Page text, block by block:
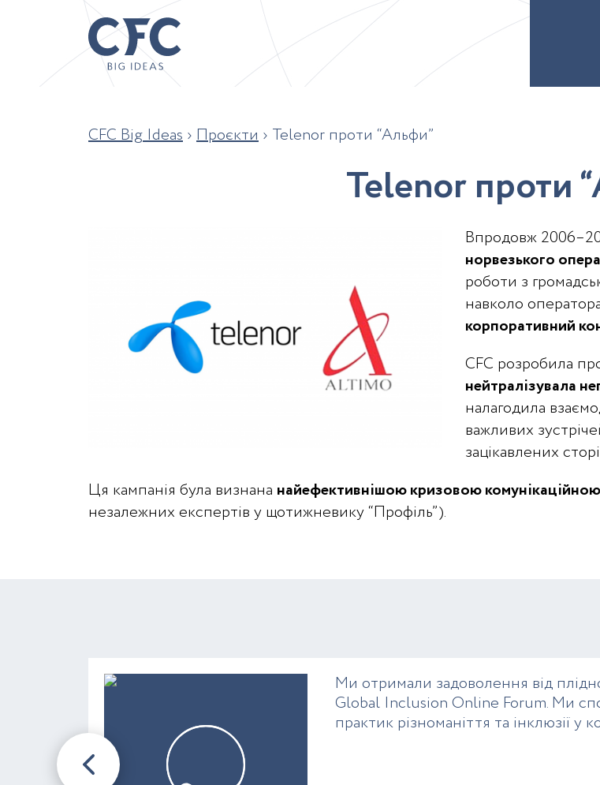
CFC Big Ideas › Проєкти › Telenor проти “Альфи”
Telenorпроти“
Впродовж
норвезького
роботи з
навколо
корпоративний
CFC розробила
нейтралізувала
налагодила
важливих
зацікавлених
Ця кампанія була визнана найефективнішою кризовою
незалежних експертів у щотижневику “Профіль”).
Ми отримали задоволення від
Global Inclusion Online Forum. Ми
практик різноманіття та інклюзії у